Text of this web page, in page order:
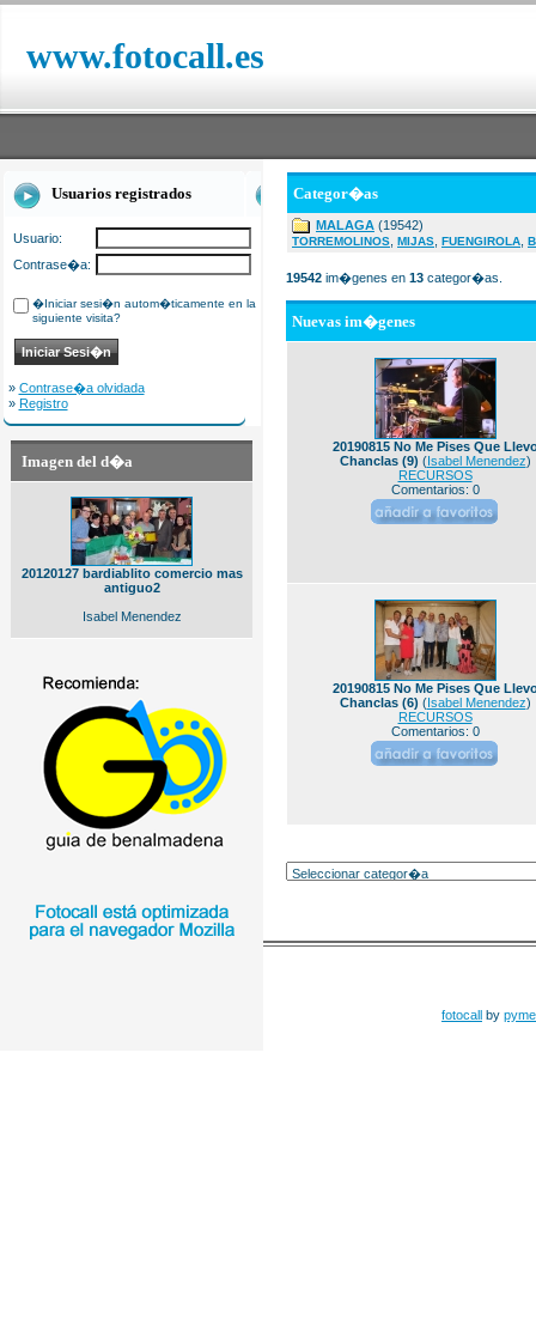
www.fotocall.es
Usuarios registrados
Usuario:
Contrase�a:
�Iniciar sesi�n autom�ticamente en la
siguiente visita?
» Contrase�a olvidada
» Registro
Imagen del d�a
20120127 bardiablito comercio mas
antiguo2
Isabel Menendez
Categor�as
MALAGA (19542)
TORREMOLINOS MIJAS FUENGIROLA
19542 im�genes en 13 categor�as.
Nuevas im�genes
20190815 No Me Pises Que
Chanclas (9) (Isabel Menendez)
RECURSOS
Comentarios: 0
20190815 No Me Pises Que
Chanclas (6) (Isabel Menendez)
RECURSOS
Comentarios: 0
fotocall by